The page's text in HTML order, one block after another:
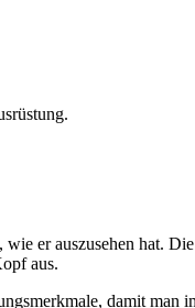
er auszusehen hat.
aus.
damit